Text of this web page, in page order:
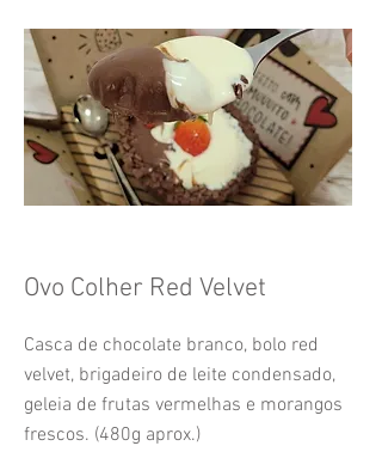
Ovo Colher Red Velvet
Casca de chocolate branco, bolo red
velvet, brigadeiro de leite condensado,
geleia de frutas vermelhas e morangos
frescos. (480g aprox.)